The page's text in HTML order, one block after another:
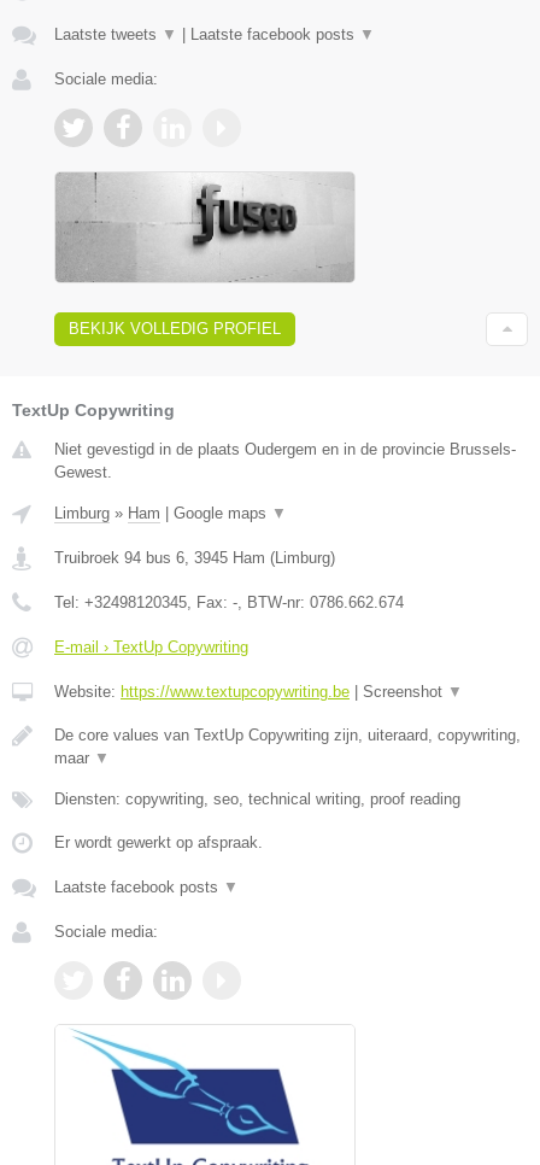
Laatste tweets ▼ Laatste facebook posts ▼
Sociale media:
BEKIJK VOLLEDIG PROFIEL
TextUp Copywriting
Niet gevestigd in de plaats Oudergem en in de provincie Brussels-
Gewest.
Limburg » Ham Google maps ▼
Truibroek 94 bus 6, 3945 Ham (Limburg)
Tel: +32498120345, Fax: -, BTW-nr: 0786.662.674
E-mail › TextUp Copywriting
Website: https://www.textupcopywriting.be Screenshot ▼
De core values van TextUp Copywriting zijn, uiteraard, copywriting,
maar ▼
Diensten: copywriting, seo, technical writing, proof reading
Er wordt gewerkt op afspraak.
Laatste facebook posts ▼
Sociale media: